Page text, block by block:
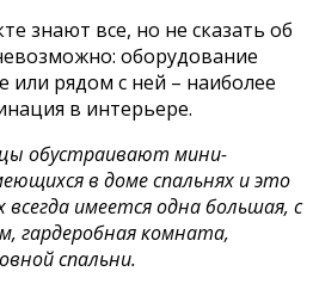
знают все, но не сказать об
оборудование
или рядом с ней – наиболее
в интерьере.
обустраивают мини-
в доме спальнях и это
имеется одна большая, с
гардеробная комната,
спальни.